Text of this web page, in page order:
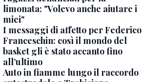
limonata: "Volevo anche aiutare i
miei"
I messaggi di affetto per Federico
Franceschin: così il mondo del
basket gli è stato accanto fino
all’ultimo
Auto in fiamme lungo il raccordo